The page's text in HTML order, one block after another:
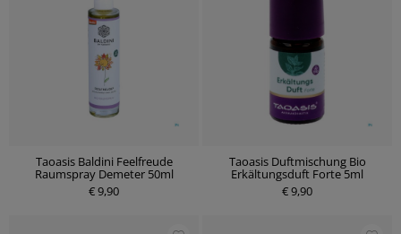
Taoasis Baldini Feelfreude
Raumspray Demeter 50ml
€ 9,90
Taoasis Duftmischung Bio
Erkältungsduft Forte 5ml
€ 9,90